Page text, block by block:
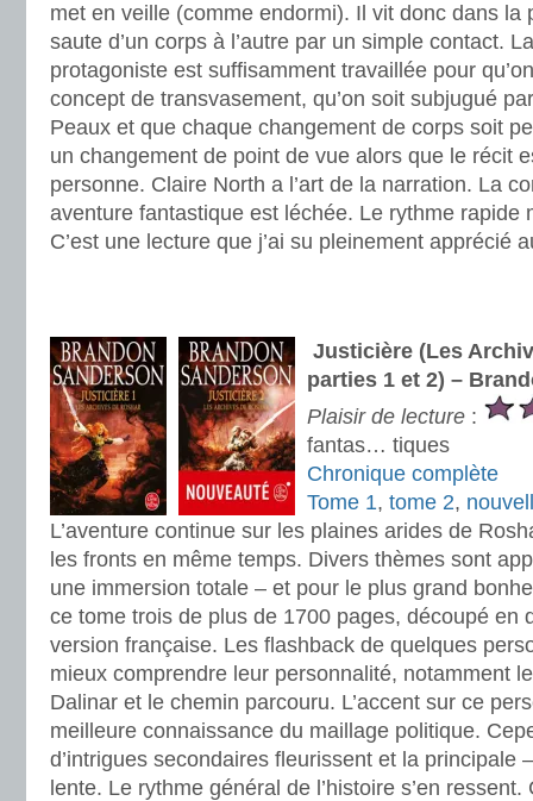
met en veille (comme endormi). Il vit donc dans la
saute d’un corps à l’autre par un simple contact.
protagoniste est suffisamment travaillée pour
concept de transvasement, qu’on soit subjugué
Peaux et que chaque changement de corps soit
un changement de point de vue alors que le récit
personne. Claire North a l’art de la narration. La
aventure fantastique est léchée. Le rythme rapide
C’est une lecture que j’ai su pleinement apprécié
Justicière (Les
parties 1 et 2) –
Plaisir de lecture :
fantas… tiques
Chronique complète
Tome 1, tome 2,
L’aventure continue sur les plaines arides de
les fronts en même temps. Divers thèmes sont
une immersion totale – et pour le plus grand
ce tome trois de plus de 1700 pages, découpé en
version française. Les flashback de quelques
mieux comprendre leur personnalité, notamment
Dalinar et le chemin parcouru. L’accent sur ce
meilleure connaissance du maillage politique.
d’intrigues secondaires fleurissent et la principale
lente. Le rythme général de l’histoire s’en